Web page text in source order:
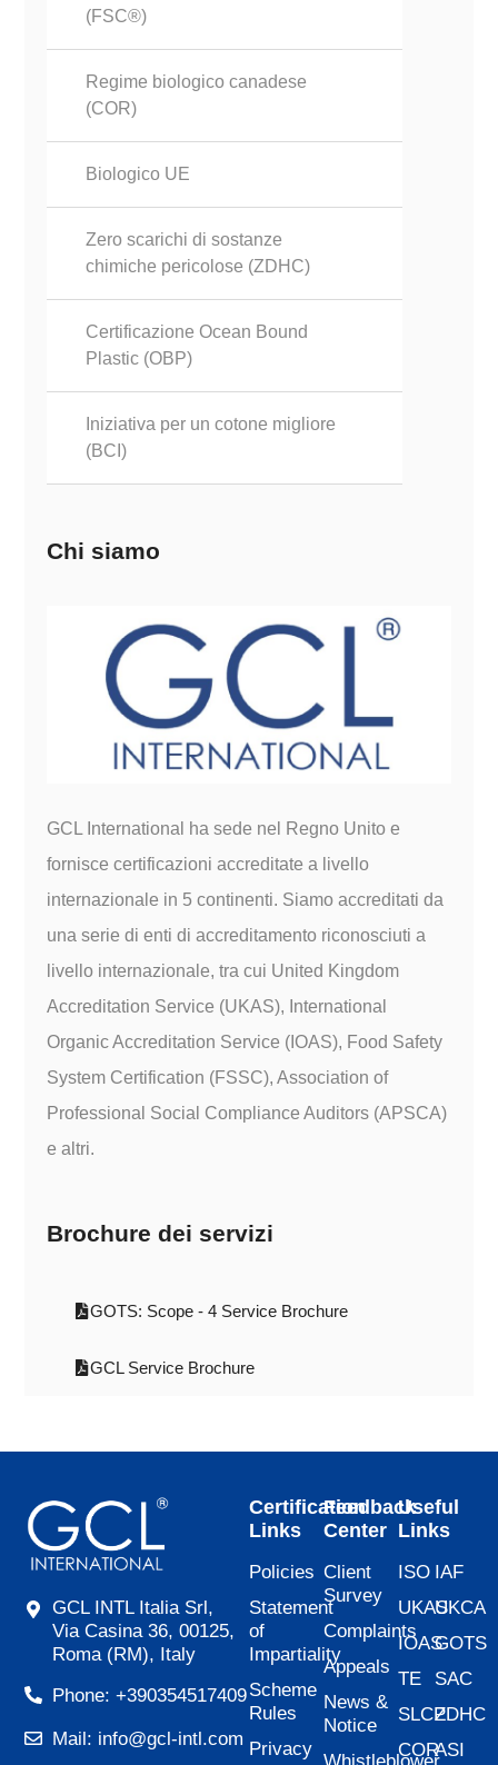
(FSC®)
Regime biologico canadese
(COR)
Biologico UE
Zero scarichi di sostanze
chimiche pericolose (ZDHC)
Certificazione Ocean Bound
Plastic (OBP)
Iniziativa per un cotone migliore
(BCI)
Chi siamo
GCL International ha sede nel Regno Unito e
fornisce certificazioni accreditate a livello
internazionale in 5 continenti. Siamo accreditati da
una serie di enti di accreditamento riconosciuti a
livello internazionale, tra cui United Kingdom
Accreditation Service (UKAS), International
Organic Accreditation Service (IOAS), Food Safety
System Certification (FSSC), Association of
Professional Social Compliance Auditors (APSCA)
e altri.
Brochure dei servizi
GOTS: Scope - 4 Service Brochure
GCL Service Brochure
GCL INTL Italia Srl,
Via Casina 36, 00125,
Roma (RM), Italy
Phone: +390354517409
Mail: info@gcl-intl.com
Certification
Links
Policies
Statement
of
Impartiality
Scheme
Rules
Privacy
Feedback
Center
Client
Survey
Complaints
Appeals
News &
Notice
Useful
Links
ISO
UKAS
IOAS
TE
SLCP
COR
IAF
UKCA
GOTS
SAC
ZDHC
ASI